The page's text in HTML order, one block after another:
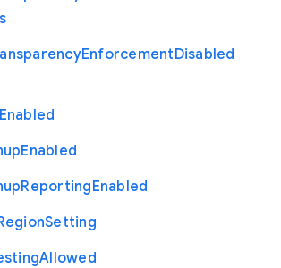
EnforcementDisabled
Enabled
Enabled
ReportingEnabled
Setting
Allowed